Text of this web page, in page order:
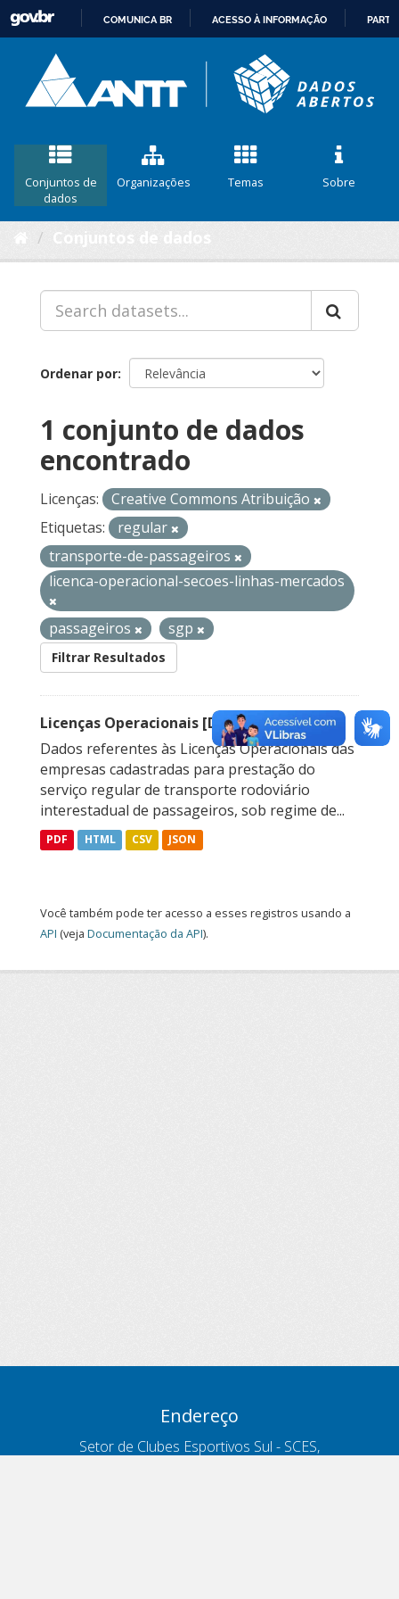
CONTEÚDO
COMUNICA BR ACESSO À INFORMAÇÃO
Conjuntos de
dados
Organizações Temas Sobre
Ordenar por
1 conjunto de dados
encontrado
Licenças:
Creative Commons Atribuição
Etiquetas:
regular
transporte-de-passageiros
licenca-operacional-secoes-linhas-mercados
passageiros sgp
Filtrar Resultados
Licenças Operacionais [Descontinuado]
Dados referentes às Licenças Operacionais das
empresas cadastradas para prestação do
serviço regular de transporte rodoviário
interestadual de passageiros, sob regime de...
PDF HTML CSV JSON
Você também pode ter acesso a esses registros usando a
API (veja Documentação da API).
Endereço
Setor de Clubes Esportivos Sul - SCES,